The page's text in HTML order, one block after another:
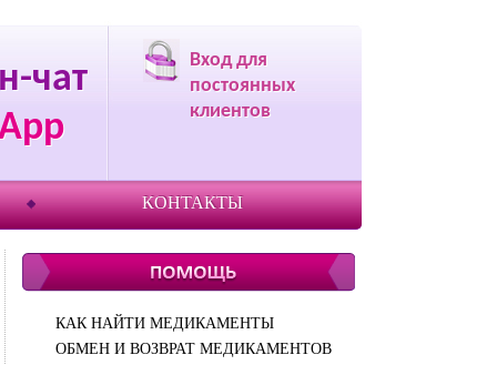
чат
Вход для
постоянных
клиентов
КОНТАКТЫ
КАК НАЙТИ МЕДИКАМЕНТЫ
ОБМЕН И ВОЗВРАТ МЕДИКАМЕНТОВ